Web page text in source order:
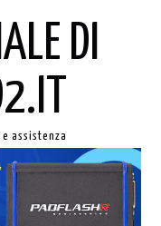
DI
assistenza